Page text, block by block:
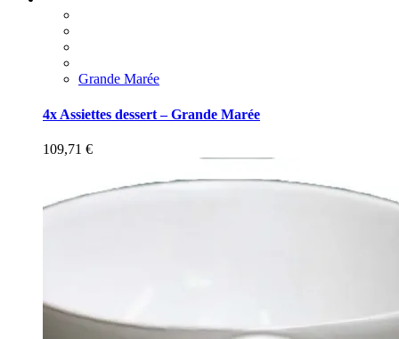
Grande Marée
4x Assiettes dessert – Grande Marée
109,71 €